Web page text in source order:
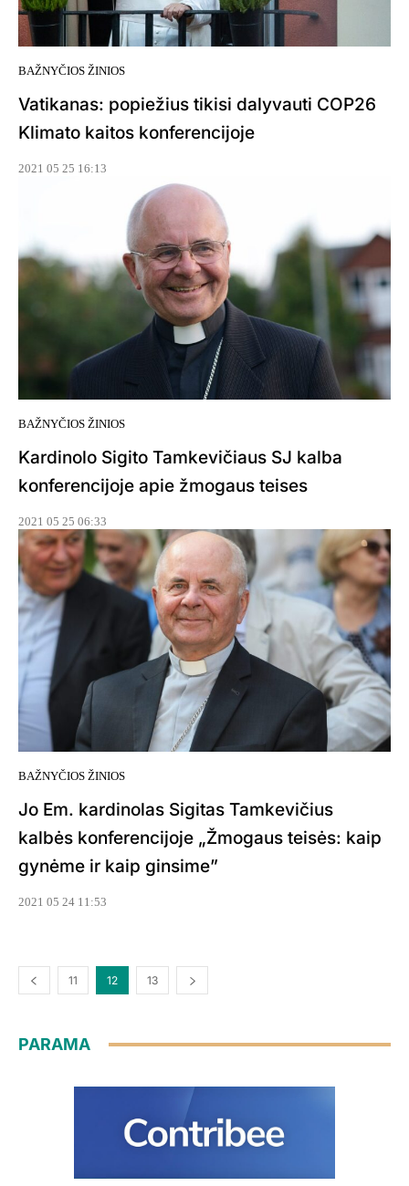
BAŽNYČIOS ŽINIOS
Vatikanas: popiežius tikisi dalyvauti COP26
Klimato kaitos konferencijoje
2021 05 25 16:13
BAŽNYČIOS ŽINIOS
Kardinolo Sigito Tamkevičiaus SJ kalba
konferencijoje apie žmogaus teises
2021 05 25 06:33
BAŽNYČIOS ŽINIOS
Jo Em. kardinolas Sigitas Tamkevičius
kalbės konferencijoje „Žmogaus teisės: kaip
gynėme ir kaip ginsime”
2021 05 24 11:53
11 12 13
PARAMA